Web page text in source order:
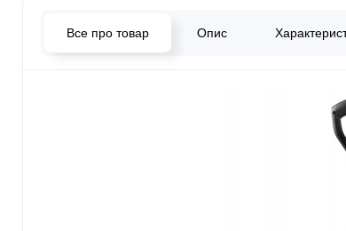
Все про товар Опис